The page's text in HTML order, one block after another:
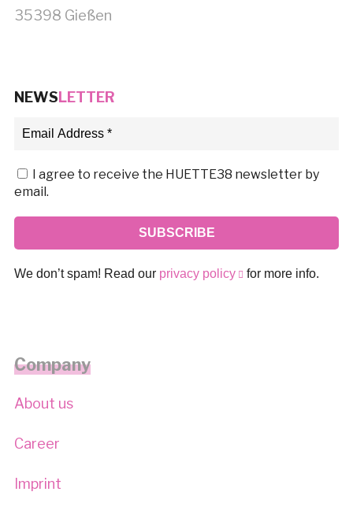
35398 Gießen
NEWSLETTER
I agree to receive the HUETTE38 newsletter by
email.
We don’t spam! Read our privacy policy for more info.
Company
About us
Career
Imprint